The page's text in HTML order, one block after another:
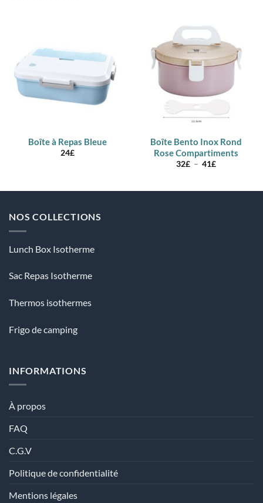
Boîte à Repas Bleue
24£
Boîte Bento Inox Rond
Rose Compartiments
32£ – 41£Plage
à
NOS COLLECTIONS
Lunch Box Isotherme
Sac Repas Isotherme
Thermos isothermes
Frigo de camping
INFORMATIONS
À propos
FAQ
C.G.V
Politique de confidentialité
Mentions légales